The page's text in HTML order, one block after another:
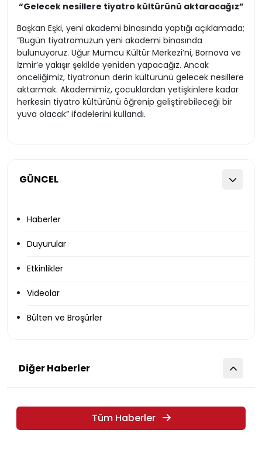
GÜNCEL
Haberler
Duyurular
Etkinlikler
Videolar
Bülten ve Broşürler
“Gelecek nesillere tiyatro kültürünü aktaracağız”
Başkan Eşki, yeni akademi binasında yaptığı açıklamada;
“Bugün tiyatromuzun yeni akademi binasında
bulunuyoruz. Uğur Mumcu Kültür Merkezi’ni, Bornova ve
İzmir’e yakışır şekilde yeniden yapacağız. Ancak
önceliğimiz, tiyatronun derin kültürünü gelecek nesillere
aktarmak. Akademimiz, çocuklardan yetişkinlere kadar
herkesin tiyatro kültürünü öğrenip geliştirebileceği bir
yuva olacak” ifadelerini kullandı.
Diğer Haberler
Tüm Haberler